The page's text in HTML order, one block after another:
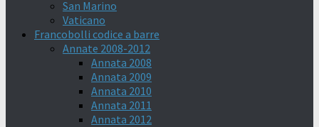
San Marino
Vaticano
Francobolli codice a barre
Annate 2008-2012
Annata 2008
Annata 2009
Annata 2010
Annata 2011
Annata 2012